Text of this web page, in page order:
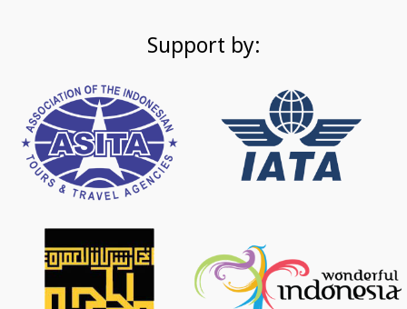
Support by: